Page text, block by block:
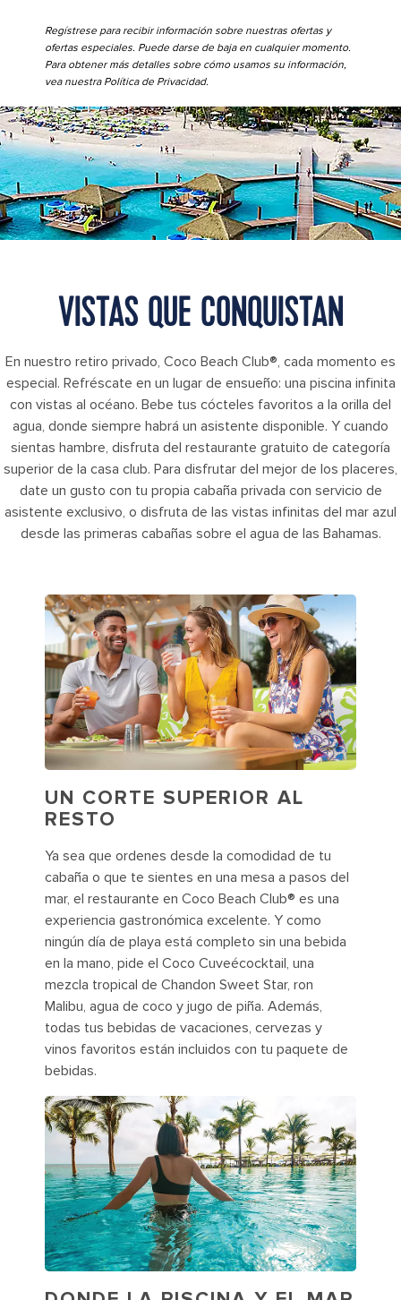
Regístrese para recibir información sobre nuestras ofertas y
ofertas especiales. Puede darse de baja en cualquier momento.
Para obtener más detalles sobre cómo usamos su información,
vea nuestra Política de Privacidad.
Coco Beach Club Aerial View Floating Cabanas
VISTAS QUE CONQUISTAN
En nuestro retiro privado, Coco Beach Club®, cada momento es
especial. Refréscate en un lugar de ensueño: una piscina infinita
con vistas al océano. Bebe tus cócteles favoritos a la orilla del
agua, donde siempre habrá un asistente disponible. Y cuando
sientas hambre, disfruta del restaurante gratuito de categoría
superior de la casa club. Para disfrutar del mejor de los placeres,
date un gusto con tu propia cabaña privada con servicio de
asistente exclusivo, o disfruta de las vistas infinitas del mar azul
desde las primeras cabañas sobre el agua de las Bahamas.
UN CORTE SUPERIOR AL
RESTO
Ya sea que ordenes desde la comodidad de tu
cabaña o que te sientes en una mesa a pasos del
mar, el restaurante en Coco Beach Club® es una
experiencia gastronómica excelente. Y como
ningún día de playa está completo sin una bebida
en la mano, pide el Coco Cuveécocktail, una
mezcla tropical de Chandon Sweet Star, ron
Malibu, agua de coco y jugo de piña. Además,
todas tus bebidas de vacaciones, cervezas y
vinos favoritos están incluidos con tu paquete de
bebidas.